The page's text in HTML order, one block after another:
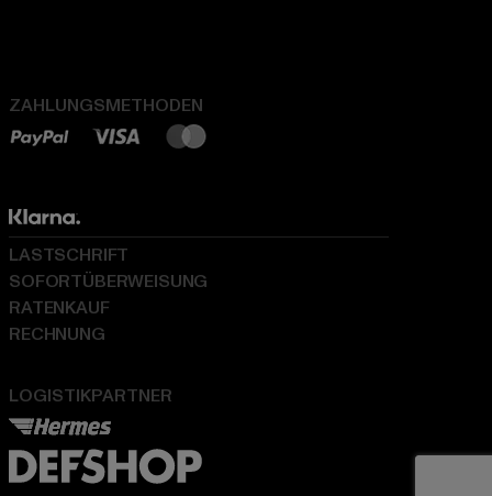
ZAHLUNGSMETHODEN
LOGISTIKPARTNER
LASTSCHRIFT
SOFORTÜBERWEISUNG
RATENKAUF
RECHNUNG